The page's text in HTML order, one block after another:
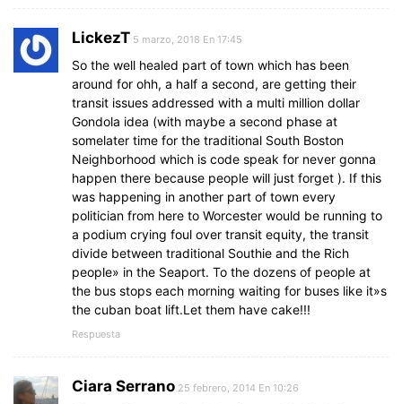
LickezT 5 marzo, 2018 En 17:45
So the well healed part of town which has been
around for ohh, a half a second, are getting their
transit issues addressed with a multi million dollar
Gondola idea (with maybe a second phase at
somelater time for the traditional South Boston
Neighborhood which is code speak for never gonna
happen there because people will just forget ). If this
was happening in another part of town every
politician from here to Worcester would be running to
a podium crying foul over transit equity, the transit
divide between traditional Southie and the Rich
people» in the Seaport. To the dozens of people at
the bus stops each morning waiting for buses like it»s
the cuban boat lift.Let them have cake!!!
Respuesta
Ciara Serrano 25 febrero, 2014 En 10:26